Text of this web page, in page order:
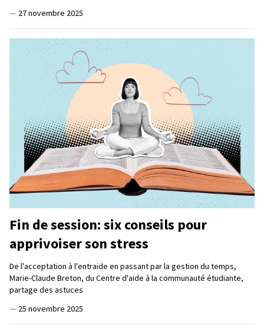
— 27 novembre 2025
Fin de session: six conseils pour
apprivoiser son stress
De l'acceptation à l'entraide en passant par la gestion du temps,
Marie-Claude Breton, du Centre d'aide à la communauté étudiante,
partage des astuces
— 25 novembre 2025